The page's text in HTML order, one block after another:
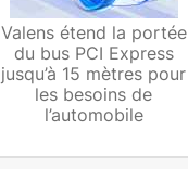
Valens étend la portée
du bus PCI Express
jusqu’à 15 mètres pour
les besoins de
l’automobile